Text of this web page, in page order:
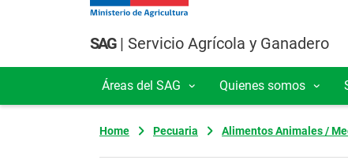
Pasar al contenido principal
SAG| Servicio Agrícola y Ganadero
Navegación principal
Áreas del SAG Quienes somos
Home Pecuaria Alimentos Animales /